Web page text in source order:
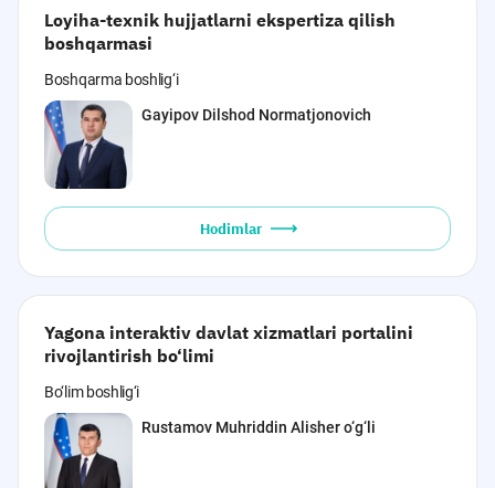
Loyiha-texnik hujjatlarni ekspertiza qilish
boshqarmasi
Boshqarma boshlig‘i
Gayipov Dilshod Normatjonovich
Hodimlar
Yagona interaktiv davlat xizmatlari portalini
rivojlantirish bo‘limi
Bo‘lim boshlig‘i
Rustamov Muhriddin Alisher o‘g‘li